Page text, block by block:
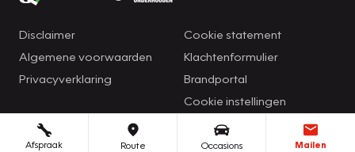
Afspraak Route Occasions Mailen
Disclaimer
Algemene voorwaarden
Privacyverklaring
Cookie statement
Klachtenformulier
Brandportal
Cookie instellingen